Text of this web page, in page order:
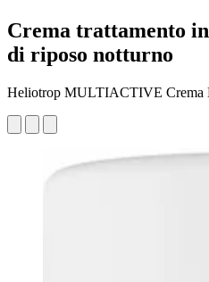
Crema trattamento
di riposo notturno
Heliotrop MULTIACTIVE Crema